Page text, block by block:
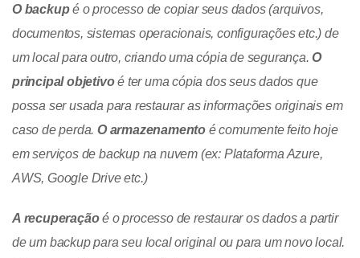
O backupé o processo de copiar seus dados (arquivos,
documentos, sistemas operacionais, configurações etc.) de
um local para outro, criando uma cópia de segurança.O
principal objetivoé ter uma cópia dos seus dados que
possa ser usada para restaurar as informações originais em
caso de perda.O armazenamento é comumente feito hoje
em serviços de backup na nuvem (ex: Plataforma Azure,
AWS, Google Drive etc.)
A recuperaçãoé o processo de restaurar os dados a partir
de um backup para seu local original ou para um novo local.